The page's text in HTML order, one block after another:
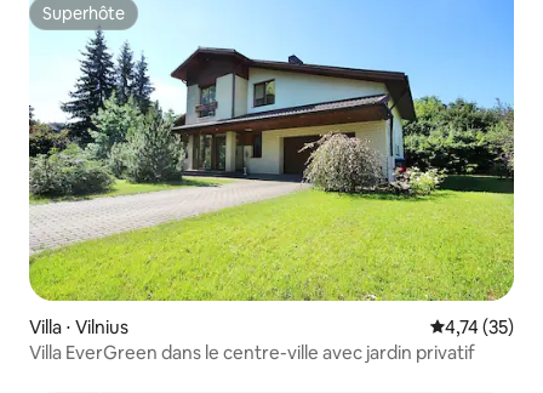
Superhôte
Superhôte
Villa ⋅ Vilnius Évaluation
4,74 (35)
Villa EverGreen dans le centre-ville avec jardin privatif